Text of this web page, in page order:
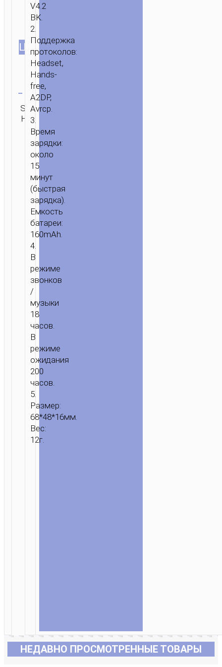
ГЛАВНАЯ
ГАРНИТУРА
SUPERIOR”
НАУШНИК
МИКРОФОНОМ
ЦВЕТ
SKU:
Н/Д
Категория:
V4.2
BK.
2.
Поддержка
протоколов:
Headset,
Hands-
free,
A2DP,
Avrcp.
3.
Время
зарядки:
около
15
минут
(быстрая
зарядка).
Емкость
батареи:
160mAh.
4.
В
режиме
звонков
/
музыки
18
часов.
В
режиме
ожидания
200
часов.
5.
Размер:
68*48*16мм.
Вес:
12г.
НЕДАВНО ПРОСМОТРЕННЫЕ ТОВАРЫ